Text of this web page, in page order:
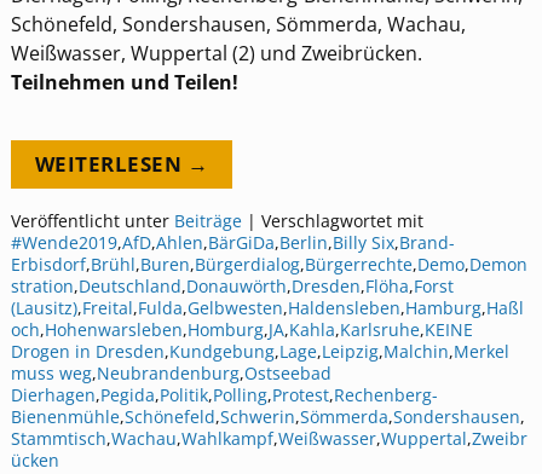
Schönefeld, Sondershausen, Sömmerda, Wachau,
Weißwasser, Wuppertal (2) und Zweibrücken.
Teilnehmen und Teilen!
WEITERLESEN →
Veröffentlicht unter Beiträge| Verschlagwortet mit
#Wende2019,AfD,Ahlen,BärGiDa,Berlin,Billy Six,Brand-
Erbisdorf,Brühl,Buren,Bürgerdialog,Bürgerrechte,Demo,Demon
stration,Deutschland,Donauwörth,Dresden,Flöha,Forst
(Lausitz),Freital,Fulda,Gelbwesten,Haldensleben,Hamburg,Haßl
och,Hohenwarsleben,Homburg,JA,Kahla,Karlsruhe,KEINE
Drogen in Dresden,Kundgebung,Lage,Leipzig,Malchin,Merkel
muss weg,Neubrandenburg,Ostseebad
Dierhagen,Pegida,Politik,Polling,Protest,Rechenberg-
Bienenmühle,Schönefeld,Schwerin,Sömmerda,Sondershausen,
Stammtisch,Wachau,Wahlkampf,Weißwasser,Wuppertal,Zweibr
ücken